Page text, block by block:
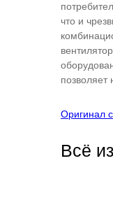
что и
позволяет
Оригинал
Всё